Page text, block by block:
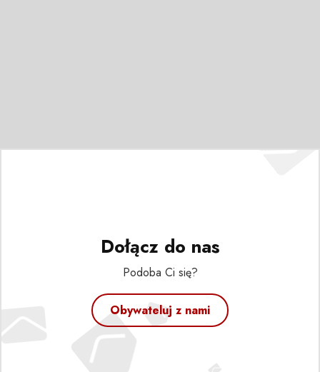
Dołącz do nas
Podoba Ci się?
Obywateluj z nami